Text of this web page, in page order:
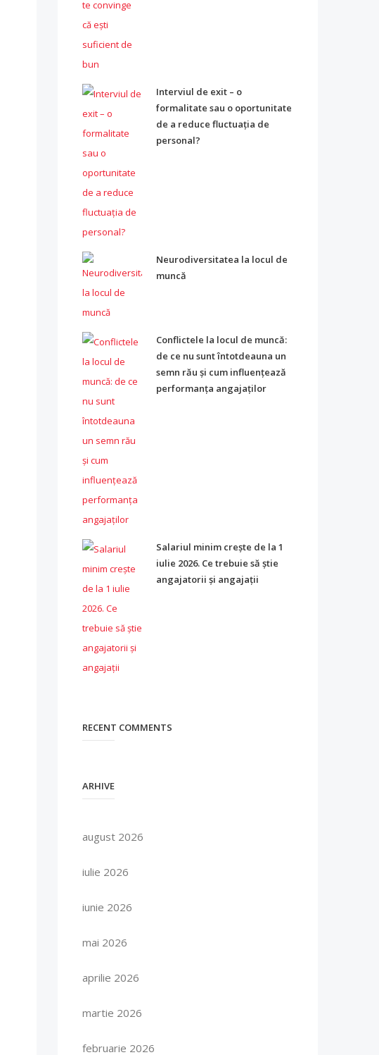
Interviul de exit – o
formalitate sau o oportunitate
de a reduce fluctuația de
personal?
Neurodiversitatea la locul de
muncă
Conflictele la locul de muncă:
de ce nu sunt întotdeauna un
semn rău și cum influențează
performanța angajaților
Salariul minim crește de la 1
iulie 2026. Ce trebuie să știe
angajatorii și angajații
RECENT COMMENTS
ARHIVE
august 2026
iulie 2026
iunie 2026
mai 2026
aprilie 2026
martie 2026
februarie 2026